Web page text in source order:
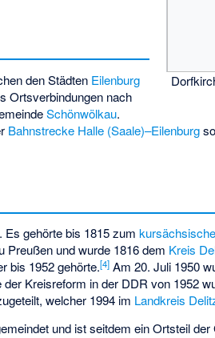
den Städten Eilenburg
Ortsverbindungen nach
Schönwölkau.
Bahnstrecke Halle (Saale)–Eilenburg
. Es gehörte bis 1815 zum
Preußen und wurde 1816 dem Kreis
bis 1952 gehörte.[4] Am 20. Juli 1950
der Kreisreform in der DDR von 1952
welcher 1994 im Landkreis
und ist seitdem ein Ortsteil der